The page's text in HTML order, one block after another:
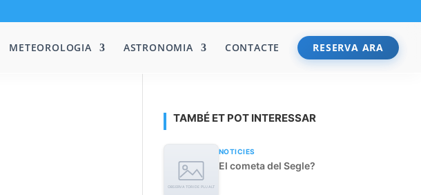
METEOROLOGIA ASTRONOMIA CONTACTE RESERVA ARA
TAMBÉ ET POT INTERESSAR
NOTICIES
El cometa del Segle?